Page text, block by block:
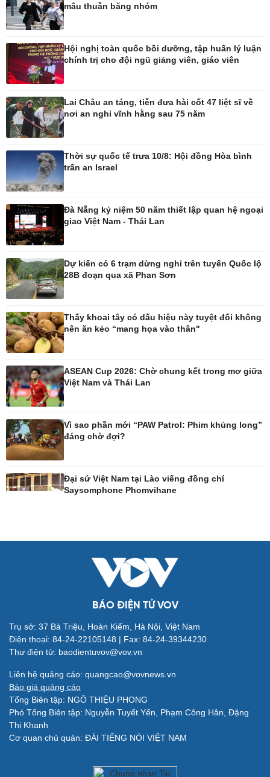
Pháp luật
Vụ án
Tư vấn luật
Thể thao
Bóng đá quốc tế
Thế giới thể thao
Hậu trường
Ô tô - Xe máy
Ô tô
Xe máy
Tư vấn
Thông tin doanh nghiệp
Doanh nghiệp 24h
Công nghệ
Sành điệu
Tin Công nghệ
Trải nghiệm
Chuyển đổi số
Sức khỏe
Sản phụ khoa
Ăn sạch sống khỏe
Văn hóa
Sân khấu - Điện ảnh
Văn học
Âm nhạc
Di sản
Giải trí
Nghệ sĩ
Thời trang
Du lịch
Săn Tour
mâu thuẫn băng nhóm
Hội nghị toàn quốc bồi dưỡng, tập huấn lý luận
chính trị cho đội ngũ giảng viên, giáo viên
Lai Châu an táng, tiễn đưa hài cốt 47 liệt sĩ về
nơi an nghỉ vĩnh hằng sau 75 năm
Thời sự quốc tế trưa 10/8: Hội đồng Hòa bình
trấn an Israel
Đà Nẵng kỷ niệm 50 năm thiết lập quan hệ ngoại
giao Việt Nam - Thái Lan
Dự kiến có 6 trạm dừng nghỉ trên tuyến Quốc lộ
28B đoạn qua xã Phan Sơn
Thấy khoai tây có dấu hiệu này tuyệt đối không
nên ăn kẻo “mang họa vào thân"
ASEAN Cup 2026: Chờ chung kết trong mơ giữa
Việt Nam và Thái Lan
Vì sao phần mới “PAW Patrol: Phim khủng long”
đáng chờ đợi?
Đại sứ Việt Nam tại Lào viếng đồng chí
Saysomphone Phomvihane
BÁO ĐIỆN TỬ VOV
Trụ sở: 37 Bà Triệu, Hoàn Kiếm, Hà Nội, Việt Nam
Điện thoại: 84-24-22105148 | Fax: 84-24-39344230
Thư điện tử: baodientuvov@vov.vn
Liên hệ quảng cáo: quangcao@vovnews.vn
Báo giá quảng cáo
Tổng Biên tập: NGÔ THIỆU PHONG
Phó Tổng Biên tập: Nguyễn Tuyết Yến, Phạm Công Hân, Đặng
Thị Khanh
Cơ quan chủ quản: ĐÀI TIẾNG NÓI VIỆT NAM